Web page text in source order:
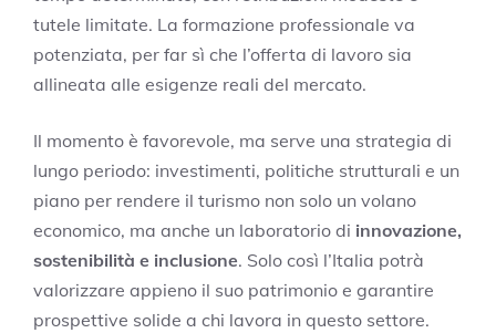
tutele limitate. La formazione professionale va
potenziata, per far sì che l’offerta di lavoro sia
allineata alle esigenze reali del mercato.
Il momento è favorevole, ma serve una strategia di
lungo periodo: investimenti, politiche strutturali e un
piano per rendere il turismo non solo un volano
economico, ma anche un laboratorio di innovazione,
sostenibilità e inclusione. Solo così l’Italia potrà
valorizzare appieno il suo patrimonio e garantire
prospettive solide a chi lavora in questo settore.